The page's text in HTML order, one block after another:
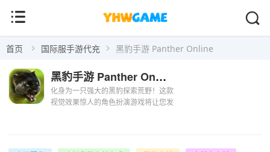
首页 国际服手游代充 黑豹手游 Panther Online
化身为一只强大的黑豹探索荒野！这款
视觉效果惊人的角色扮演游戏将让您发
实时多人游戏中的...
黑豹手游 Panther Online